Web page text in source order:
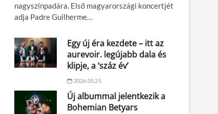
nagyszínpadára. Első magyarországi koncertjét
adja Padre Guilherme…
Egy új éra kezdete – itt az
aurevoir. legújabb dala és
klipje, a ‘száz év’
2026.05.25.
Új albummal jelentkezik a
Bohemian Betyars